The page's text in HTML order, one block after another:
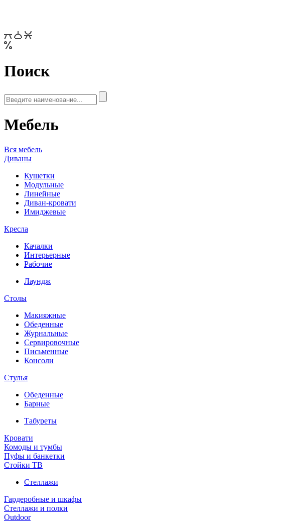
Поиск
Мебель
Вся мебель
Диваны
Кушетки
Модульные
Линейные
Диван-кровати
Имиджевые
Кресла
Качалки
Интерьерные
Рабочие
Лаундж
Столы
Макияжные
Обеденные
Журнальные
Сервировочные
Письменные
Консоли
Стулья
Обеденные
Барные
Табуреты
Кровати
Комоды и тумбы
Пуфы и банкетки
Стойки ТВ
Стеллажи
Гардеробные и шкафы
Стеллажи и полки
Outdoor